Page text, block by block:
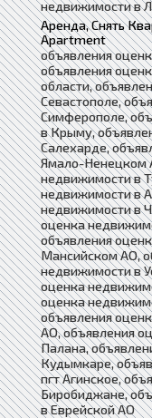
недвижимости в
Аренда, Снять
Apartment
объявления
объявления
области,
Севастополе,
Симферополе,
в Крыму,
Салехарде,
Ямало-Ненецком
недвижимости в
недвижимости в
недвижимости в
оценка
объявления
Мансийском АО,
недвижимости в
оценка
оценка
объявления
АО, объявления
Палана,
Кудымкаре,
пгт Агинское,
Биробиджане,
в Еврейской АО